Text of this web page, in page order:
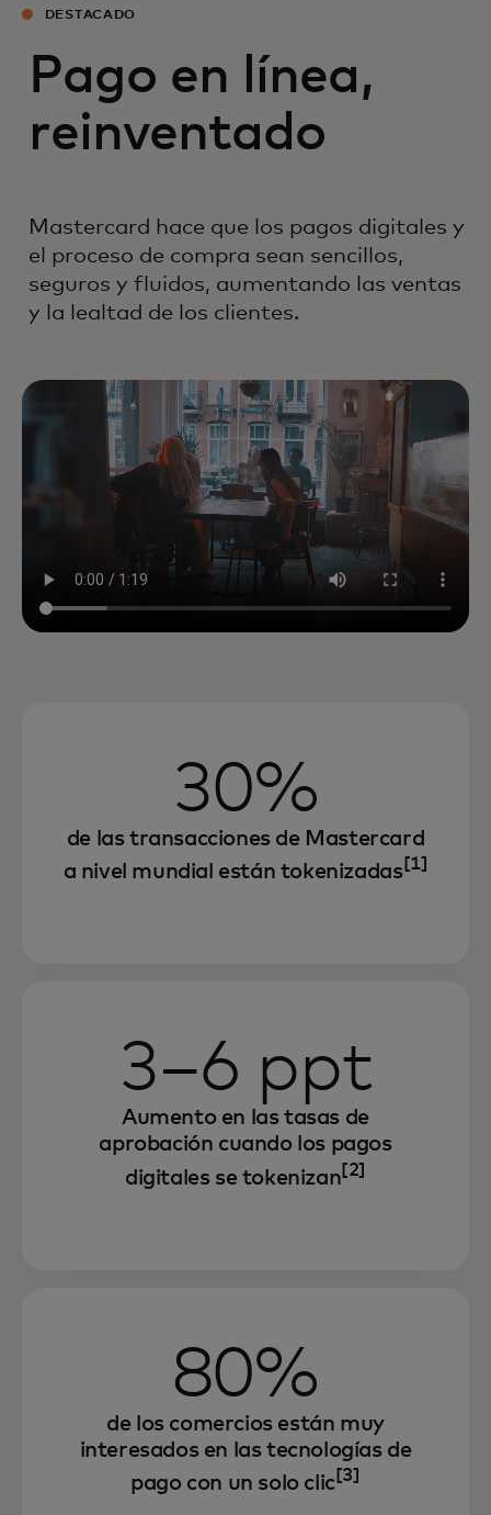
DESTACADO
Pago en línea,
reinventado
Mastercard hace que los pagos digitales y
el proceso de compra sean sencillos,
seguros y fluidos, aumentando las ventas
y la lealtad de los clientes.
30%
de las transacciones de Mastercard
a nivel mundial están tokenizadas [1]
3–6 ppt
Aumento en las tasas de
aprobación cuando los pagos
digitales se tokenizan[2]
80%
de los comercios están muy
interesados en las tecnologías de
pago con un solo clic[3]